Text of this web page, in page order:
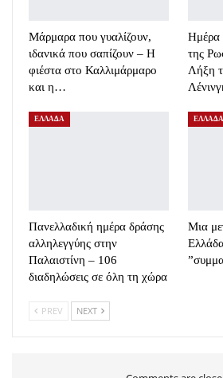
Μάρμαρα που γυαλίζουν,
ιδανικά που σαπίζουν – Η
φιέστα στο Καλλιμάρμαρο
και η…
Ημέρα
της
Λήξη
ΕΛΛΑΔΑ
Πανελλαδική ημέρα δράσης
αλληλεγγύης στην
Παλαιστίνη – 106
διαδηλώσεις σε όλη τη χώρα
ΕΛΛΑΔΑ
Μια
PREV NEXT